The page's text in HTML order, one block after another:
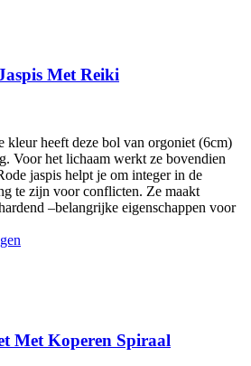
Met Reiki
kleur heeft deze bol van orgoniet (6cm)
Voor het lichaam werkt ze bovendien
jaspis helpt je om integer in de
te zijn voor conflicten. Ze maakt
–belangrijke eigenschappen voor
Met Koperen Spiraal